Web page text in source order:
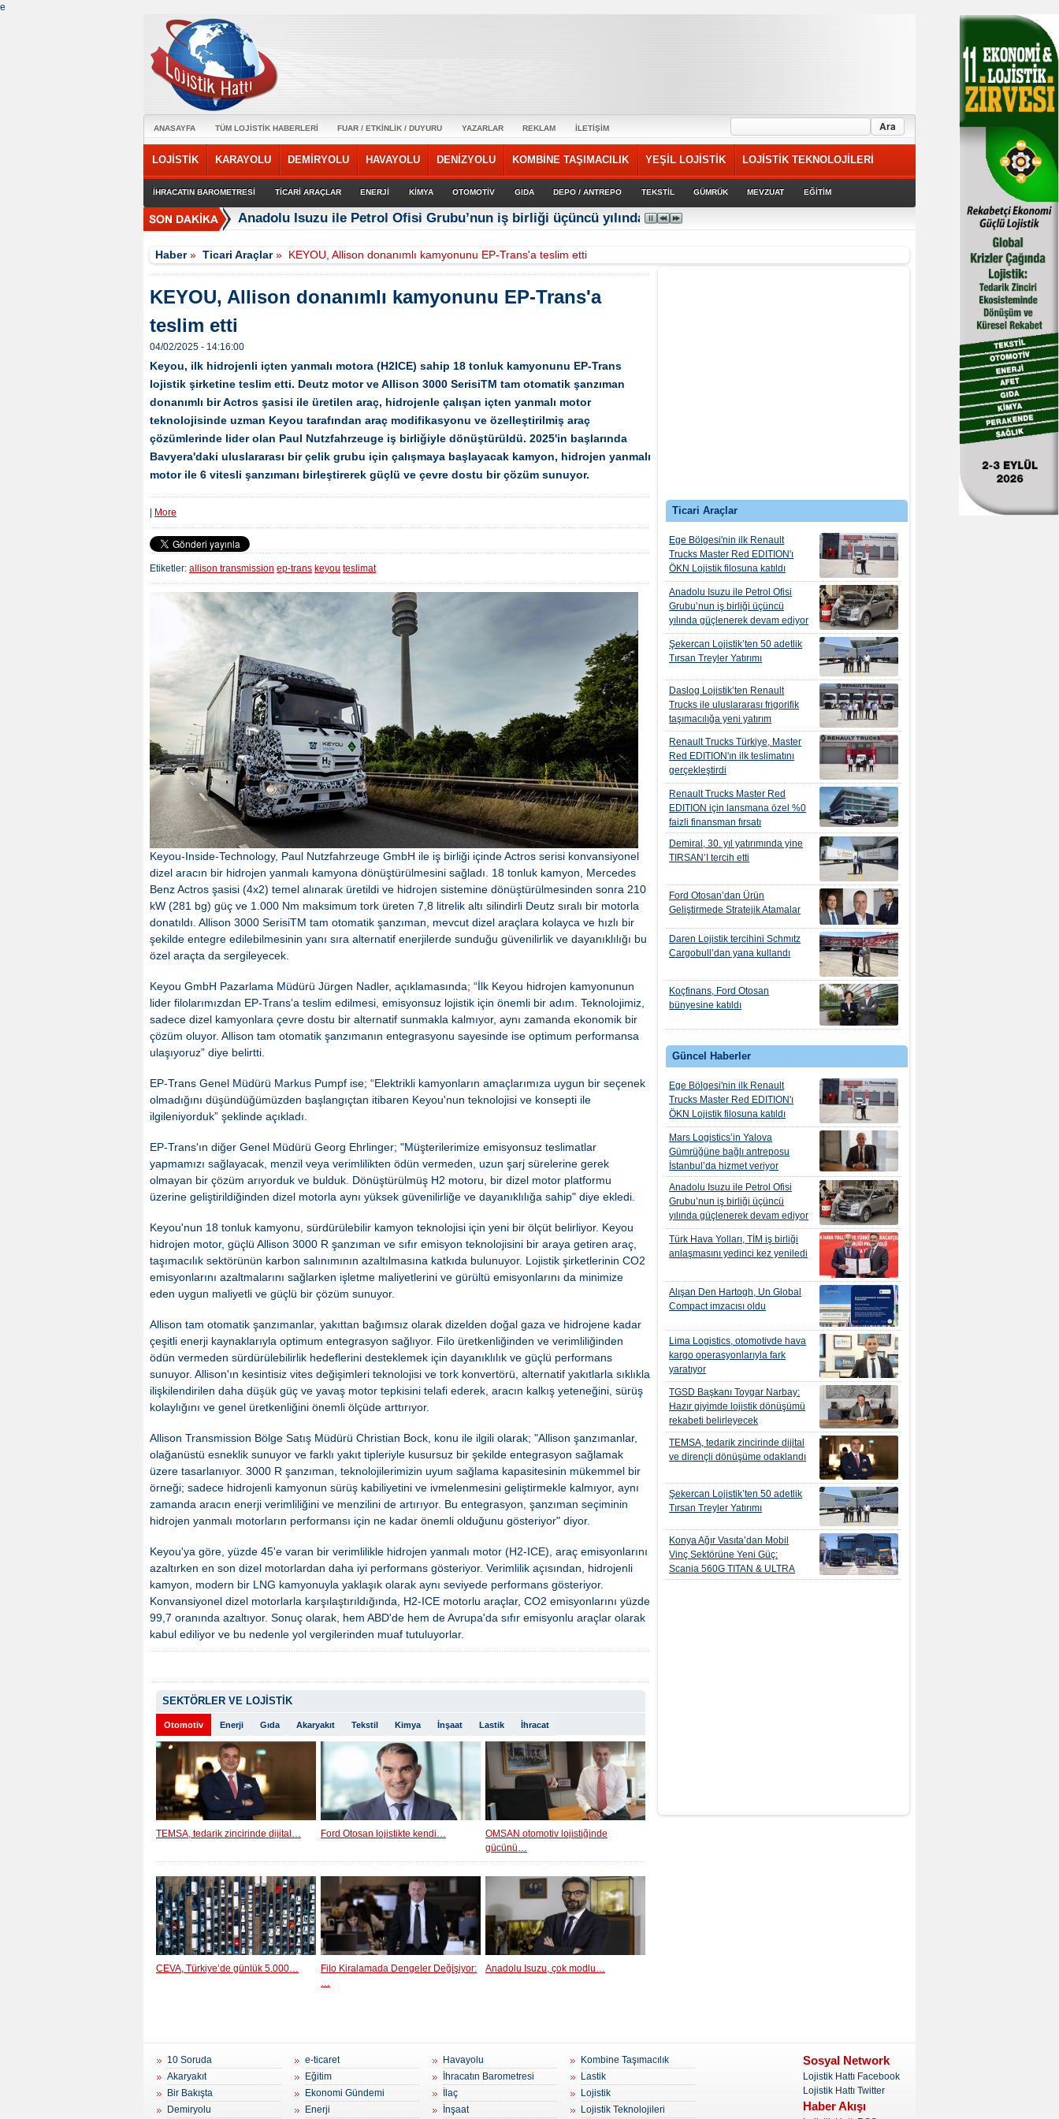
e
ANASAYFA TÜM LOJİSTİK HABERLERİ FUAR / ETKİNLİK / DUYURU YAZARLAR REKLAM İLETİŞİM
LOJİSTİK KARAYOLU DEMİRYOLU HAVAYOLU DENİZYOLU KOMBİNE TAŞIMACILIK YEŞİL LOJİSTİK LOJİSTİK TEKNOLOJİLERİ
İHRACATIN BAROMETRESİ TİCARİ ARAÇLAR ENERJİ KİMYA OTOMOTİV GIDA DEPO / ANTREPO TEKSTİL GÜMRÜK MEVZUAT EĞİTİM
Anadolu Isuzu ile Petrol Ofisi Grubu’nun iş birliği üçüncü yılında güçlenerek devam ediyor
Haber»Ticari Araçlar» KEYOU, Allison donanımlı kamyonunu EP-Trans'a teslim etti
Ticari Araçlar
Ege Bölgesi'nin ilk Renault
Trucks Master Red EDITION'ı
ÖKN Lojistik filosuna katıldı
Anadolu Isuzu ile Petrol Ofisi
Grubu’nun iş birliği üçüncü
yılında güçlenerek devam ediyor
Şekercan Lojistik’ten 50 adetlik
Tırsan Treyler Yatırımı
Daslog Lojistik’ten Renault
Trucks ile uluslararası frigorifik
taşımacılığa yeni yatırım
Renault Trucks Türkiye, Master
Red EDITION'ın ilk teslimatını
gerçekleştirdi
Renault Trucks Master Red
EDITION için lansmana özel %0
faizli finansman fırsatı
Demiral, 30. yıl yatırımında yine
TIRSAN’I tercih etti
Ford Otosan’dan Ürün
Geliştirmede Stratejik Atamalar
Daren Lojistik tercihini Schmıtz
Cargobull’dan yana kullandı
Koçfinans, Ford Otosan
bünyesine katıldı
Güncel Haberler
Ege Bölgesi'nin ilk Renault
Trucks Master Red EDITION'ı
ÖKN Lojistik filosuna katıldı
Mars Logistics’in Yalova
Gümrüğüne bağlı antreposu
İstanbul’da hizmet veriyor
Anadolu Isuzu ile Petrol Ofisi
Grubu’nun iş birliği üçüncü
yılında güçlenerek devam ediyor
Türk Hava Yolları, TİM iş birliği
anlaşmasını yedinci kez yeniledi
Alışan Den Hartogh, Un Global
Compact imzacısı oldu
Lima Logistics, otomotivde hava
kargo operasyonlarıyla fark
yaratıyor
TGSD Başkanı Toygar Narbay:
Hazır giyimde lojistik dönüşümü
rekabeti belirleyecek
TEMSA, tedarik zincirinde dijital
ve dirençli dönüşüme odaklandı
Şekercan Lojistik’ten 50 adetlik
Tırsan Treyler Yatırımı
Konya Ağır Vasıta’dan Mobil
Vinç Sektörüne Yeni Güç:
Scania 560G TITAN & ULTRA
KEYOU, Allison donanımlı kamyonunu EP-Trans'a
teslim etti
04/02/2025 - 14:16:00
Keyou, ilk hidrojenli içten yanmalı motora (H2ICE) sahip 18 tonluk kamyonunu EP-Trans
lojistik şirketine teslim etti. Deutz motor ve Allison 3000 SerisiTM tam otomatik şanzıman
donanımlı bir Actros şasisi ile üretilen araç, hidrojenle çalışan içten yanmalı motor
teknolojisinde uzman Keyou tarafından araç modifikasyonu ve özelleştirilmiş araç
çözümlerinde lider olan Paul Nutzfahrzeuge iş birliğiyle dönüştürüldü. 2025'in başlarında
Bavyera'daki uluslararası bir çelik grubu için çalışmaya başlayacak kamyon, hidrojen yanmalı
motor ile 6 vitesli şanzımanı birleştirerek güçlü ve çevre dostu bir çözüm sunuyor.
More
Etiketler: allison transmission ep-trans keyou teslimat
Keyou-Inside-Technology, Paul Nutzfahrzeuge GmbH ile iş birliği içinde Actros serisi konvansiyonel
dizel aracın bir hidrojen yanmalı kamyona dönüştürülmesini sağladı. 18 tonluk kamyon, Mercedes
Benz Actros şasisi (4x2) temel alınarak üretildi ve hidrojen sistemine dönüştürülmesinden sonra 210
kW (281 bg) güç ve 1.000 Nm maksimum tork üreten 7,8 litrelik altı silindirli Deutz sıralı bir motorla
donatıldı. Allison 3000 SerisiTM tam otomatik şanzıman, mevcut dizel araçlara kolayca ve hızlı bir
şekilde entegre edilebilmesinin yanı sıra alternatif enerjilerde sunduğu güvenilirlik ve dayanıklılığı bu
özel araçta da sergileyecek.
Keyou GmbH Pazarlama Müdürü Jürgen Nadler, açıklamasında; “İlk Keyou hidrojen kamyonunun
lider filolarımızdan EP-Trans'a teslim edilmesi, emisyonsuz lojistik için önemli bir adım. Teknolojimiz,
sadece dizel kamyonlara çevre dostu bir alternatif sunmakla kalmıyor, aynı zamanda ekonomik bir
çözüm oluyor. Allison tam otomatik şanzımanın entegrasyonu sayesinde ise optimum performansa
ulaşıyoruz” diye belirtti.
EP-Trans Genel Müdürü Markus Pumpf ise; “Elektrikli kamyonların amaçlarımıza uygun bir seçenek
olmadığını düşündüğümüzden başlangıçtan itibaren Keyou'nun teknolojisi ve konsepti ile
ilgileniyorduk” şeklinde açıkladı.
EP-Trans'ın diğer Genel Müdürü Georg Ehrlinger; "Müşterilerimize emisyonsuz teslimatlar
yapmamızı sağlayacak, menzil veya verimlilikten ödün vermeden, uzun şarj sürelerine gerek
olmayan bir çözüm arıyorduk ve bulduk. Dönüştürülmüş H2 motoru, bir dizel motor platformu
üzerine geliştirildiğinden dizel motorla aynı yüksek güvenilirliğe ve dayanıklılığa sahip" diye ekledi.
Keyou'nun 18 tonluk kamyonu, sürdürülebilir kamyon teknolojisi için yeni bir ölçüt belirliyor. Keyou
hidrojen motor, güçlü Allison 3000 R şanzıman ve sıfır emisyon teknolojisini bir araya getiren araç,
taşımacılık sektörünün karbon salınımının azaltılmasına katkıda bulunuyor. Lojistik şirketlerinin CO2
emisyonlarını azaltmalarını sağlarken işletme maliyetlerini ve gürültü emisyonlarını da minimize
eden uygun maliyetli ve güçlü bir çözüm sunuyor.
Allison tam otomatik şanzımanlar, yakıttan bağımsız olarak dizelden doğal gaza ve hidrojene kadar
çeşitli enerji kaynaklarıyla optimum entegrasyon sağlıyor. Filo üretkenliğinden ve verimliliğinden
ödün vermeden sürdürülebilirlik hedeflerini desteklemek için dayanıklılık ve güçlü performans
sunuyor. Allison'ın kesintisiz vites değişimleri teknolojisi ve tork konvertörü, alternatif yakıtlarla sıklıkla
ilişkilendirilen daha düşük güç ve yavaş motor tepkisini telafi ederek, aracın kalkış yeteneğini, sürüş
kolaylığını ve genel üretkenliğini önemli ölçüde arttırıyor.
Allison Transmission Bölge Satış Müdürü Christian Bock, konu ile ilgili olarak; "Allison şanzımanlar,
olağanüstü esneklik sunuyor ve farklı yakıt tipleriyle kusursuz bir şekilde entegrasyon sağlamak
üzere tasarlanıyor. 3000 R şanzıman, teknolojilerimizin uyum sağlama kapasitesinin mükemmel bir
örneği; sadece hidrojenli kamyonun sürüş kabiliyetini ve ivmelenmesini geliştirmekle kalmıyor, aynı
zamanda aracın enerji verimliliğini ve menzilini de artırıyor. Bu entegrasyon, şanzıman seçiminin
hidrojen yanmalı motorların performansı için ne kadar önemli olduğunu gösteriyor" diyor.
Keyou'ya göre, yüzde 45'e varan bir verimlilikle hidrojen yanmalı motor (H2-ICE), araç emisyonlarını
azaltırken en son dizel motorlardan daha iyi performans gösteriyor. Verimlilik açısından, hidrojenli
kamyon, modern bir LNG kamyonuyla yaklaşık olarak aynı seviyede performans gösteriyor.
Konvansiyonel dizel motorlarla karşılaştırıldığında, H2-ICE motorlu araçlar, CO2 emisyonlarını yüzde
99,7 oranında azaltıyor. Sonuç olarak, hem ABD'de hem de Avrupa'da sıfır emisyonlu araçlar olarak
kabul ediliyor ve bu nedenle yol vergilerinden muaf tutuluyorlar.
SEKTÖRLER VE LOJİSTİK
Otomotiv Enerji Gıda Akaryakıt Tekstil Kimya İnşaat Lastik İhracat
TEMSA, tedarik zincirinde dijital… Ford Otosan lojistikte kendi…
OMSAN otomotiv lojistiğinde
gücünü…
CEVA, Türkiye’de günlük 5.000…
Filo Kiralamada Dengeler Değişiyor:
…
Anadolu Isuzu, çok modlu…
10 Soruda
Akaryakıt
Bir Bakışta
Demiryolu
e-ticaret
Eğitim
Ekonomi Gündemi
Enerji
Havayolu
İhracatın Barometresi
İlaç
İnşaat
Kombine Taşımacılık
Lastik
Lojistik
Lojistik Teknolojileri
Sosyal Network
Lojistik Hattı Facebook
Lojistik Hattı Twitter
Haber Akışı